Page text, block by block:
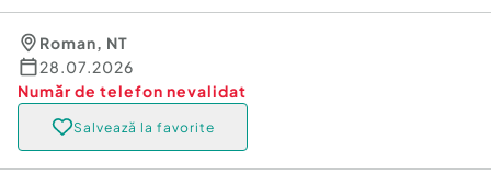
Roman, NT
28.07.2026
Număr de telefon nevalidat
Salvează la favorite